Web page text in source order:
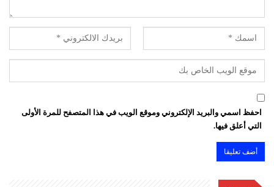
احفظ اسمي والبريد الإلكتروني وموقع الويب في هذا المتصفح للمرة الأولى
التي أعلق فيها.